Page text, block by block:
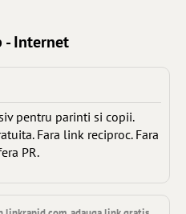
- Internet
pentru parinti si copii.
Fara link reciproc. Fara
PR.